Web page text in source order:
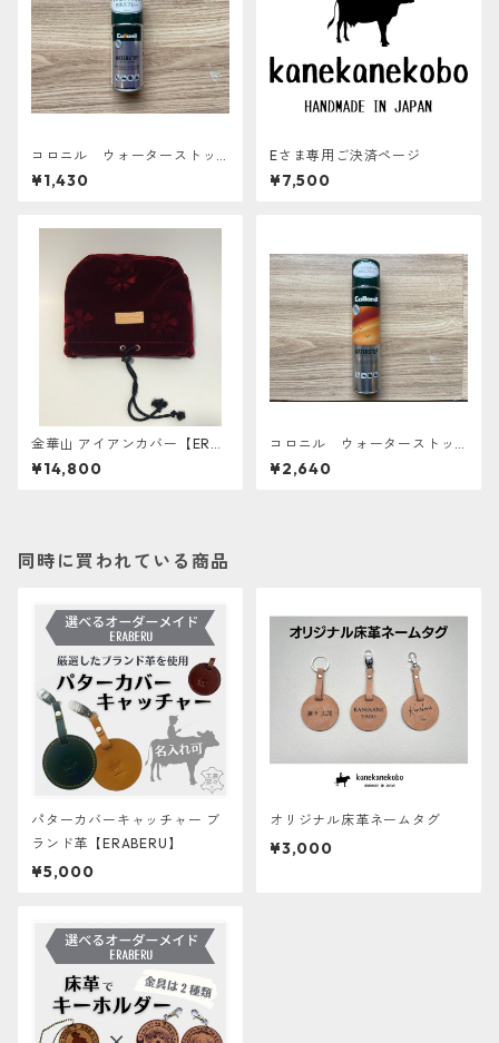
コロニル ウォーターストッ
プ 100ml 防水スプレー
¥1,430
Eさま専用ご決済ページ
¥7,500
金華山 アイアンカバー【ERAB
ERU】
¥14,800
コロニル ウォーターストッ
プ 400ml 防水スプレー
¥2,640
同時に買われている商品
パターカバーキャッチャー ブ
ランド革【ERABERU】
¥5,000
オリジナル床革ネームタグ
¥3,000